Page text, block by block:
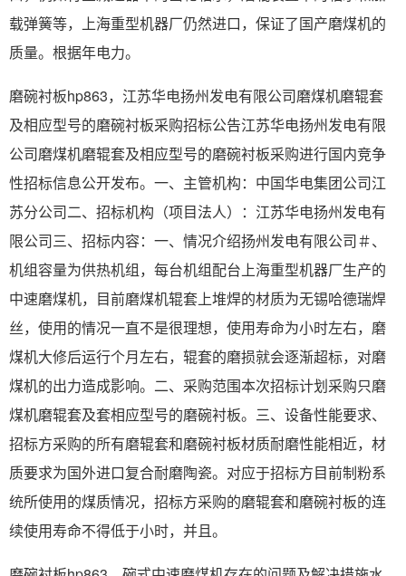
载弹簧等，上海重型机器厂仍然进口，保证了国产磨煤机的
质量。根据年电力。
磨碗衬板hp863，江苏华电扬州发电有限公司磨煤机磨辊套
及相应型号的磨碗衬板采购招标公告江苏华电扬州发电有限
公司磨煤机磨辊套及相应型号的磨碗衬板采购进行国内竞争
性招标信息公开发布。一、主管机构：中国华电集团公司江
苏分公司二、招标机构（项目法人）：江苏华电扬州发电有
限公司三、招标内容：一、情况介绍扬州发电有限公司＃、
机组容量为供热机组，每台机组配台上海重型机器厂生产的
中速磨煤机，目前磨煤机辊套上堆焊的材质为无锡哈德瑞焊
丝，使用的情况一直不是很理想，使用寿命为小时左右，磨
煤机大修后运行个月左右，辊套的磨损就会逐渐超标，对磨
煤机的出力造成影响。二、采购范围本次招标计划采购只磨
煤机磨辊套及套相应型号的磨碗衬板。三、设备性能要求、
招标方采购的所有磨辊套和磨碗衬板材质耐磨性能相近，材
质要求为国外进口复合耐磨陶瓷。对应于招标方目前制粉系
统所使用的煤质情况，招标方采购的磨辊套和磨碗衬板的连
续使用寿命不得低于小时，并且。